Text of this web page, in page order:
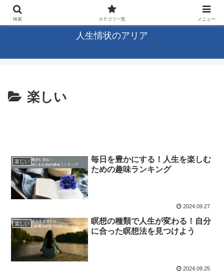
未来の旋律、感じるままに
人生情状のアリア
楽しい
楽しい
毎日を豊かにする！人生を楽しむ
ための趣味ランキング
2024.09.27
楽しい
瞑想の種類で人生が変わる！自分
に合った瞑想法を見つけよう
2024.09.25
検索 カテゴリ一覧 メニュー